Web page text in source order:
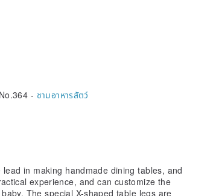
Dogs and other medium-sized
and joint health, the dog no longer
or bow your head to eat hard! As long
you can easily eat, which not only
but also reduces stomach discomfort,
boon for old and fat dogs.
table height can measure the
stands on four feet as a reference; or
stand on four feet to eat , The spine is
the height of the bowl mouth, and the
of the dining table. (As shown in the
of each type of bowl rack, please go to
- ชามอาหารสัตว์
in making handmade dining tables, and
experience, and can customize the
The special X-shaped table legs are